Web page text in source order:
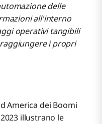
delle
all'interno
operativi tangibili
i propri
America dei Boomi
illustrano le